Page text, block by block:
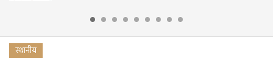
स्थानीय